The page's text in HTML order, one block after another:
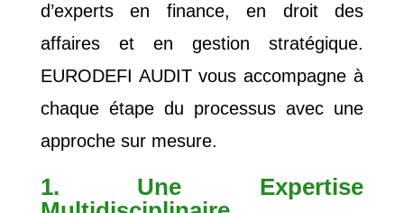
d’experts en finance, en droit des
affaires et en gestion stratégique.
EURODEFI AUDIT vous accompagne à
chaque étape du processus avec une
approche sur mesure.
1. Une Expertise